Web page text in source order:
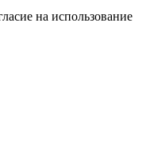
на использование